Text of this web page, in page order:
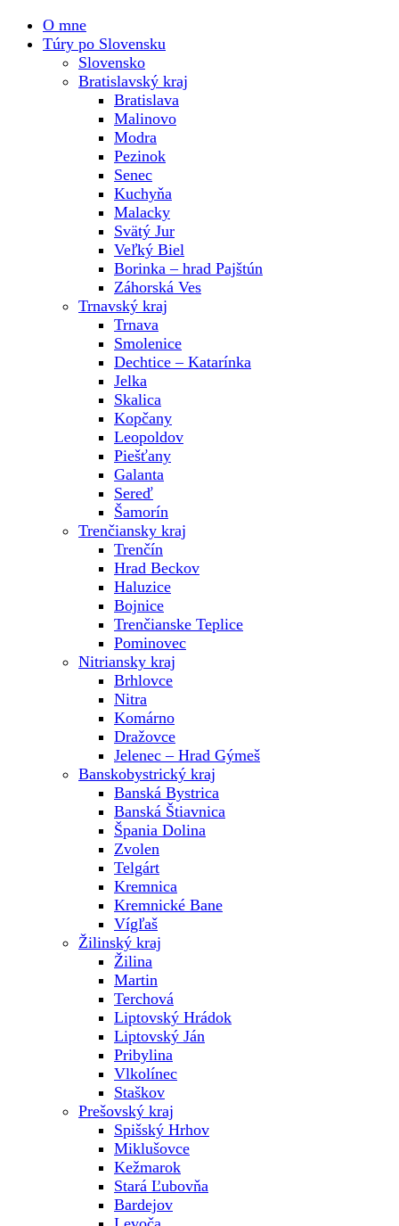
O mne
Túry po Slovensku
Slovensko
Bratislavský kraj
Bratislava
Malinovo
Modra
Pezinok
Senec
Kuchyňa
Malacky
Svätý Jur
Veľký Biel
Borinka – hrad Pajštún
Záhorská Ves
Trnavský kraj
Trnava
Smolenice
Dechtice – Katarínka
Jelka
Skalica
Kopčany
Leopoldov
Piešťany
Galanta
Sereď
Šamorín
Trenčiansky kraj
Trenčín
Hrad Beckov
Haluzice
Bojnice
Trenčianske Teplice
Pominovec
Nitriansky kraj
Brhlovce
Nitra
Komárno
Dražovce
Jelenec – Hrad Gýmeš
Banskobystrický kraj
Banská Bystrica
Banská Štiavnica
Špania Dolina
Zvolen
Telgárt
Kremnica
Kremnické Bane
Vígľaš
Žilinský kraj
Žilina
Martin
Terchová
Liptovský Hrádok
Liptovský Ján
Pribylina
Vlkolínec
Staškov
Prešovský kraj
Spišský Hrhov
Miklušovce
Kežmarok
Stará Ľubovňa
Bardejov